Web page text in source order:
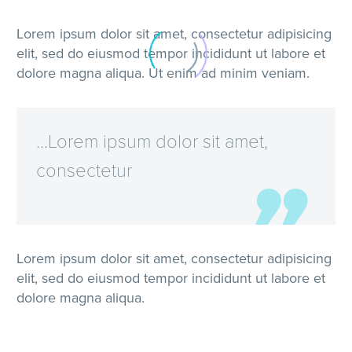
Lorem ipsum dolor sit amet, consectetur adipisicing
elit, sed do eiusmod tempor incididunt ut labore et
dolore magna aliqua. Ut enim ad minim veniam.
…Lorem ipsum dolor sit amet,
consectetur
Lorem ipsum dolor sit amet, consectetur adipisicing
elit, sed do eiusmod tempor incididunt ut labore et
dolore magna aliqua.